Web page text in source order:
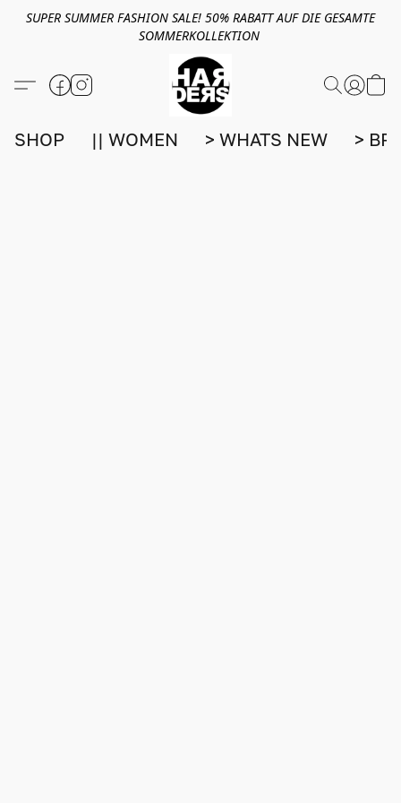
SUPER SUMMER FASHION SALE! 50% RABATT AUF DIE GESAMTE
SOMMERKOLLEKTION
SHOP || WOMEN > WHATS NEW >